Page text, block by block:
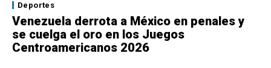
Deportes
Venezuela derrota a México en penales y
se cuelga el oro en los Juegos
Centroamericanos 2026